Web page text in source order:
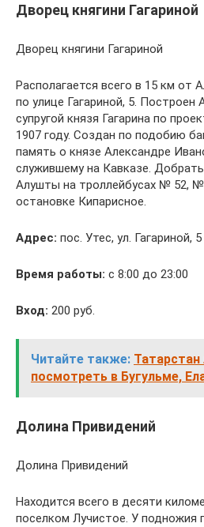
Дворец княгини Гагариной
Дворец княгини Гагариной
Располагается всего в 15 км от
по улице Гагариной, 5. Построен
супругой князя Гагарина по
1907 году. Создан по подобию
память о князе Александре
служившему на Кавказе.
Алушты на троллейбусах № 52,
остановке Кипарисное.
Адрес: пос. Утес, ул. Гагариной, 5
Время работы: с 8:00 до 23:00
Вход: 200 руб.
Читайте также:
посмотреть в Бугульме,
Долина Привидений
Долина Привидений
Находится всего в десяти
поселком Лучистое. У подножия